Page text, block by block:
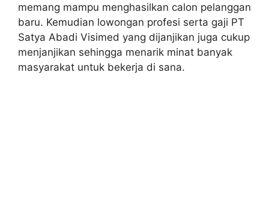
memang mampu menghasilkan calon pelanggan
baru. Kemudian lowongan profesi serta gaji PT
Satya Abadi Visimed yang dijanjikan juga cukup
menjanjikan sehingga menarik minat banyak
masyarakat untuk bekerja di sana.